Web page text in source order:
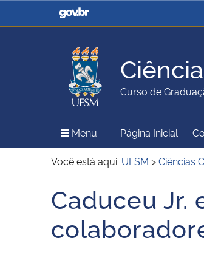
Casa Civil
Ministério da Agricultura,
Pecuária e Abastecimento
Ministério do Meio Ambiente
Secretaria de Governo
Curso de
Menu Menu Principal do Sítio
Página Inicial
Você está aqui: UFSM >Ciências
Início do conteúdo
Caduceu Jr.